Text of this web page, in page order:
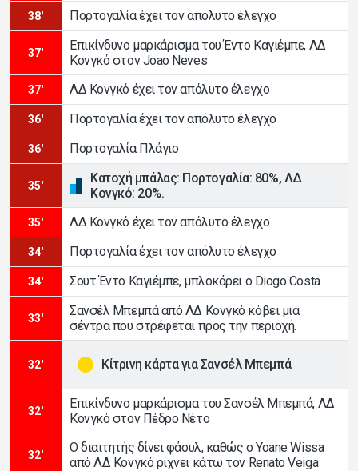
38' Πορτογαλία έχει τον απόλυτο έλεγχο
37'
Επικίνδυνο μαρκάρισμα του Έντο Καγιέμπε, ΛΔ
Κονγκό στον Joao Neves
37' ΛΔ Κονγκό έχει τον απόλυτο έλεγχο
36' Πορτογαλία έχει τον απόλυτο έλεγχο
36' Πορτογαλία Πλάγιο
35'
Κατοχή μπάλας: Πορτογαλία: 80%, ΛΔ
Κονγκό: 20%.
35' ΛΔ Κονγκό έχει τον απόλυτο έλεγχο
34' Πορτογαλία έχει τον απόλυτο έλεγχο
34' Σουτ Έντο Καγιέμπε, μπλοκάρει ο Diogo Costa
33'
Σανσέλ Μπεμπά από ΛΔ Κονγκό κόβει μια
σέντρα που στρέφεται προς την περιοχή.
32' Κίτρινη κάρτα για Σανσέλ Μπεμπά
32'
Επικίνδυνο μαρκάρισμα του Σανσέλ Μπεμπά, ΛΔ
Κονγκό στον Πέδρο Νέτο
32'
Ο διαιτητής δίνει φάουλ, καθώς ο Yoane Wissa
από ΛΔ Κονγκό ρίχνει κάτω τον Renato Veiga